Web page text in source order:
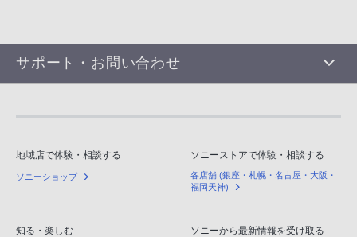
サポート・お問い合わせ
地域店で体験・相談する
ソニーショップ
ソニーストアで体験・相談する
各店舗 (銀座・札幌・名古屋・大阪・
福岡天神)
知る・楽しむ ソニーから最新情報を受け取る